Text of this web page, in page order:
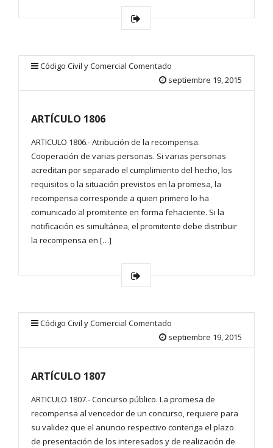
Código Civil y Comercial Comentado
septiembre 19, 2015
ARTÍCULO 1806
ARTICULO 1806.- Atribución de la recompensa.
Cooperación de varias personas. Si varias personas
acreditan por separado el cumplimiento del hecho, los
requisitos o la situación previstos en la promesa, la
recompensa corresponde a quien primero lo ha
comunicado al promitente en forma fehaciente. Si la
notificación es simultánea, el promitente debe distribuir
la recompensa en […]
Código Civil y Comercial Comentado
septiembre 19, 2015
ARTÍCULO 1807
ARTICULO 1807.- Concurso público. La promesa de
recompensa al vencedor de un concurso, requiere para
su validez que el anuncio respectivo contenga el plazo
de presentación de los interesados y de realización de